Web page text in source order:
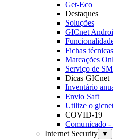
Get-Eco
Destaques
Soluções
GICnet
Fichas técnicas
Marcações
Serviço de
Dicas GICnet
Inventário
Envio Saft
Utilize o
COVID-19
Comunicado
Internet Security
▼